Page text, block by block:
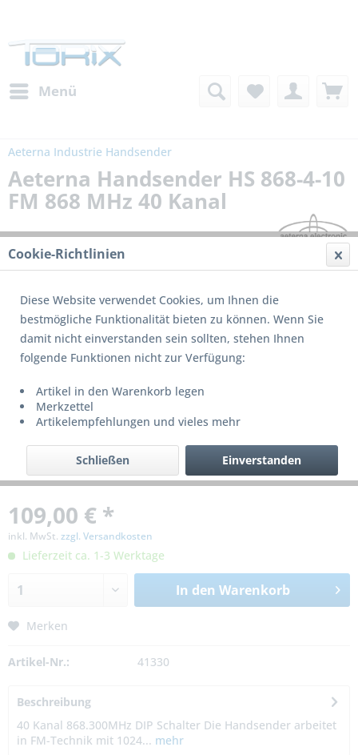
Menü
Aeterna Industrie Handsender
Aeterna Handsender HS 868-4-10
FM 868 MHz 40 Kanal
109,00 € *
inkl. MwSt. zzgl. Versandkosten
Lieferzeit ca. 1-3 Werktage
In den Warenkorb
Merken
Artikel-Nr.: 41330
Beschreibung
40 Kanal 868.300MHz DIP Schalter Die Handsender arbeitet
in FM-Technik mit 1024... mehr
Cookie-Richtlinien
Diese Website verwendet Cookies, um Ihnen die
bestmögliche Funktionalität bieten zu können. Wenn Sie
damit nicht einverstanden sein sollten, stehen Ihnen
folgende Funktionen nicht zur Verfügung:
Artikel in den Warenkorb legen
Merkzettel
Artikelempfehlungen und vieles mehr
Einverstanden
Schließen